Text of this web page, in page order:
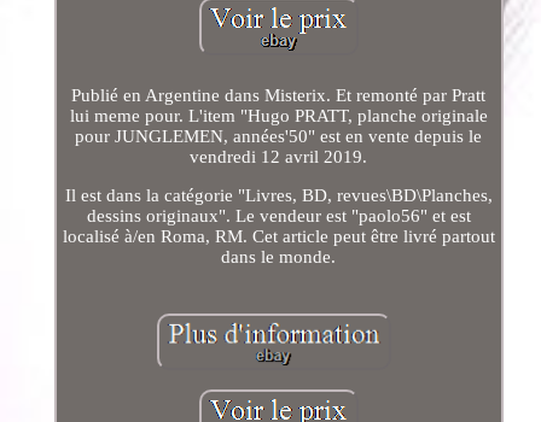
Publié en Argentine dans Misterix. Et remonté par Pratt
lui meme pour. L'item "Hugo PRATT, planche originale
pour JUNGLEMEN, années'50" est en vente depuis le
vendredi 12 avril 2019.
Il est dans la catégorie "Livres, BD, revues\BD\Planches,
dessins originaux". Le vendeur est "paolo56" et est
localisé à/en Roma, RM. Cet article peut être livré partout
dans le monde.